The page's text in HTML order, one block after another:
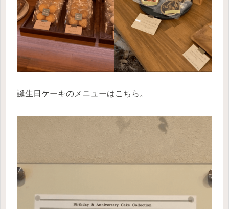
誕生日ケーキのメニューはこちら。